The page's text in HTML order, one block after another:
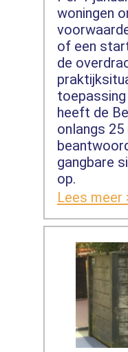
woningen
of een
de
toepassing
heeft de
onlangs 25
gangbare
op.
Lees meer